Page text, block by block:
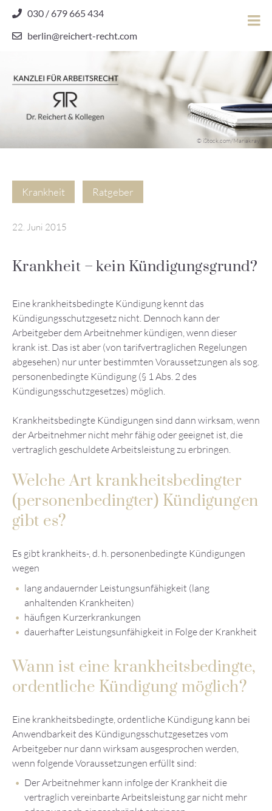
content
030 / 679 665 434
berlin@reichert-recht.com
Dr.
Reichert
Arbeitsrecht
© iStock.com/Mariakray
Krankheit Ratgeber
22. Juni 2015
Krankheit – kein Kündigungsgrund?
Eine krankheitsbedingte Kündigung kennt das
Kündigungsschutzgesetz nicht. Dennoch kann der
Arbeitgeber dem Arbeitnehmer kündigen, wenn dieser
krank ist. Das ist aber (von tarifvertraglichen Regelungen
abgesehen) nur unter bestimmten Voraussetzungen als sog.
personenbedingte Kündigung (§ 1 Abs. 2 des
Kündigungsschutzgesetzes) möglich.
Krankheitsbedingte Kündigungen sind dann wirksam, wenn
der Arbeitnehmer nicht mehr fähig oder geeignet ist, die
vertraglich geschuldete Arbeitsleistung zu erbringen.
Welche Art krankheitsbedingter
(personenbedingter) Kündigungen
gibt es?
Es gibt krankheits-, d. h. personenbedingte Kündigungen
wegen
lang andauernder Leistungsunfähigkeit (lang
anhaltenden Krankheiten)
häufigen Kurzerkrankungen
dauerhafter Leistungsunfähigkeit in Folge der Krankheit
Wann ist eine krankheitsbedingte,
ordentliche Kündigung möglich?
Eine krankheitsbedingte, ordentliche Kündigung kann bei
Anwendbarkeit des Kündigungsschutzgesetzes vom
Arbeitgeber nur dann wirksam ausgesprochen werden,
wenn folgende Voraussetzungen erfüllt sind:
Der Arbeitnehmer kann infolge der Krankheit die
vertraglich vereinbarte Arbeitsleistung gar nicht mehr